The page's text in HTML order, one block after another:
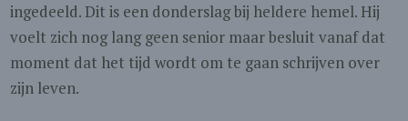
ingedeeld. Dit is een donderslag bij heldere hemel. Hij
voelt zich nog lang geen senior maar besluit vanaf dat
moment dat het tijd wordt om te gaan schrijven over
zijn leven.